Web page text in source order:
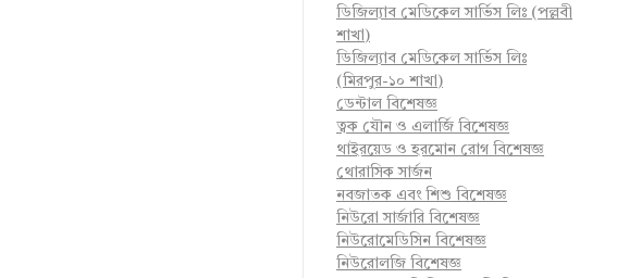
ডিজিল্যাব মেডিকেল সার্ভিস লিঃ (পল্লবী
শাখা)
ডিজিল্যাব মেডিকেল সার্ভিস লিঃ
(মিরপুর-১০ শাখা)
ডেন্টাল বিশেষজ্ঞ
ত্বক যৌন ও এলার্জি বিশেষজ্ঞ
থাইরয়েড ও হরমোন রোগ বিশেষজ্ঞ
থোরাসিক সার্জন
নবজাতক এবং শিশু বিশেষজ্ঞ
নিউরো সার্জারি বিশেষজ্ঞ
নিউরোমেডিসিন বিশেষজ্ঞ
নিউরোলজি বিশেষজ্ঞ